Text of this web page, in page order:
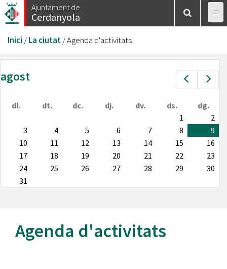
Vés
al
Ajuntament de
Cerdanyola
Esteu
aquí
Inici /La ciutat/Agenda d'activitats
Prev
agost
dl. dt. dc. dj. dv. ds.
dg.
1
2
3
4 5 6 7 8
9
10
11 12 13 14 15
16
17
18 19 20 21 22
23
24
25 26 27 28 29
30
31
Agenda d'activitats